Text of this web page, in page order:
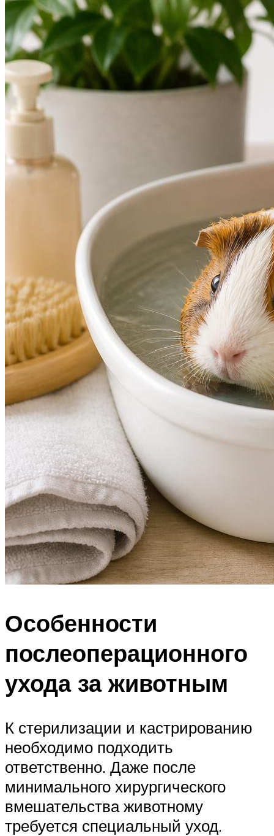
Особенности
послеоперационного
ухода за животным
К стерилизации и кастрированию
необходимо подходить
ответственно. Даже после
минимального хирургического
вмешательства животному
требуется специальный уход.